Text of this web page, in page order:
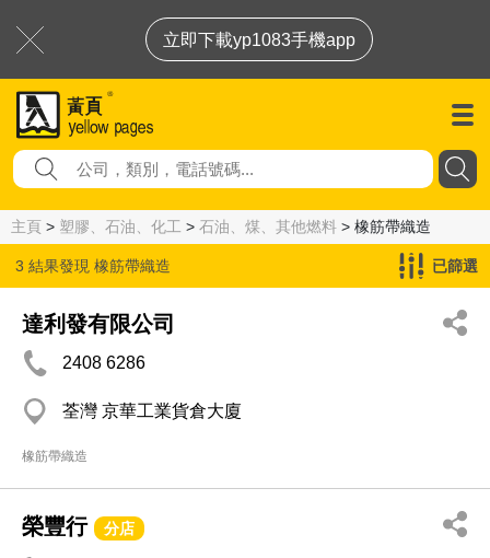
立即下載yp1083手機app
主頁 > 塑膠、石油、化工 > 石油、煤、其他燃料 > 橡筋帶織造
3 結果發現 橡筋帶織造 已篩選
達利發有限公司
2408 6286
荃灣 京華工業貨倉大廈
橡筋帶織造
榮豐行 分店